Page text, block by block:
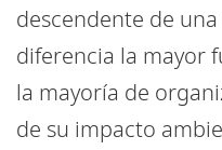
descendente de
diferencia la mayor
la mayoría de
de su impacto